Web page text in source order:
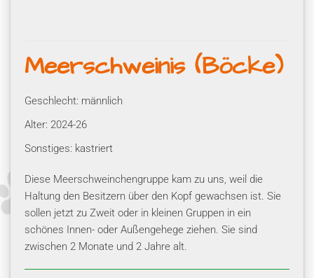
Meerschweinis (Böcke)
Geschlecht: männlich
Alter: 2024-26
Sonstiges: kastriert
Diese Meerschweinchengruppe kam zu uns, weil die
Haltung den Besitzern über den Kopf gewachsen ist. Sie
sollen jetzt zu Zweit oder in kleinen Gruppen in ein
schönes Innen- oder Außengehege ziehen. Sie sind
zwischen 2 Monate und 2 Jahre alt.